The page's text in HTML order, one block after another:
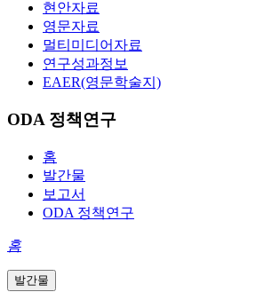
현안자료
영문자료
멀티미디어자료
연구성과정보
EAER(영문학술지)
ODA 정책연구
홈
발간물
보고서
ODA 정책연구
홈
발간물